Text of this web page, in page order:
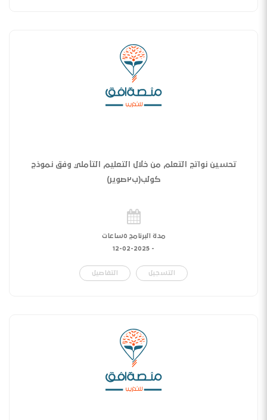
تحسين نواتج التعلم من خلال التعليم التأملي وفق نموذج
كولب(ب٢صوير)
مدة البرنامج ٥ساعات
-
12-02-2025
التسجيل التفاصيل